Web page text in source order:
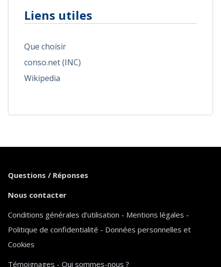
Liens utiles
Que choisir
conso.net (INC)
Wikipedia
Questions / Réponses
Nous contacter
Conditions générales d'utilisation - Mentions légales -
Politique de confidentialité - Données personnelles et
Cookies
Témoignages - Qui sommes-nous ?